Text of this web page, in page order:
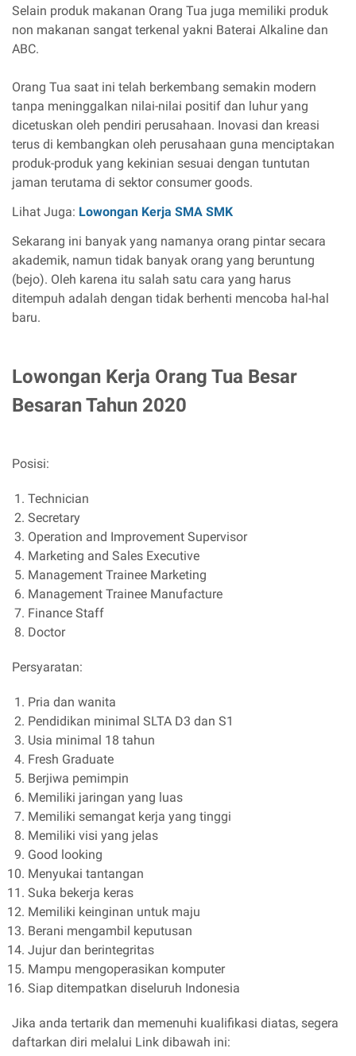
Selain produk makanan Orang Tua juga memiliki produk
non makanan sangat terkenal yakni Baterai Alkaline dan
ABC.
Orang Tua saat ini telah berkembang semakin modern
tanpa meninggalkan nilai-nilai positif dan luhur yang
dicetuskan oleh pendiri perusahaan. Inovasi dan kreasi
terus di kembangkan oleh perusahaan guna menciptakan
produk-produk yang kekinian sesuai dengan tuntutan
jaman terutama di sektor consumer goods.
Lihat Juga: Lowongan Kerja SMA SMK
Sekarang ini banyak yang namanya orang pintar secara
akademik, namun tidak banyak orang yang beruntung
(bejo). Oleh karena itu salah satu cara yang harus
ditempuh adalah dengan tidak berhenti mencoba hal-hal
baru.
Lowongan Kerja Orang Tua Besar
Besaran Tahun 2020
Posisi:
Technician
Secretary
Operation and Improvement Supervisor
Marketing and Sales Executive
Management Trainee Marketing
Management Trainee Manufacture
Finance Staff
Doctor
Persyaratan:
Pria dan wanita
Pendidikan minimal SLTA D3 dan S1
Usia minimal 18 tahun
Fresh Graduate
Berjiwa pemimpin
Memiliki jaringan yang luas
Memiliki semangat kerja yang tinggi
Memiliki visi yang jelas
Good looking
Menyukai tantangan
Suka bekerja keras
Memiliki keinginan untuk maju
Berani mengambil keputusan
Jujur dan berintegritas
Mampu mengoperasikan komputer
Siap ditempatkan diseluruh Indonesia
Jika anda tertarik dan memenuhi kualifikasi diatas, segera
daftarkan diri melalui Link dibawah ini: